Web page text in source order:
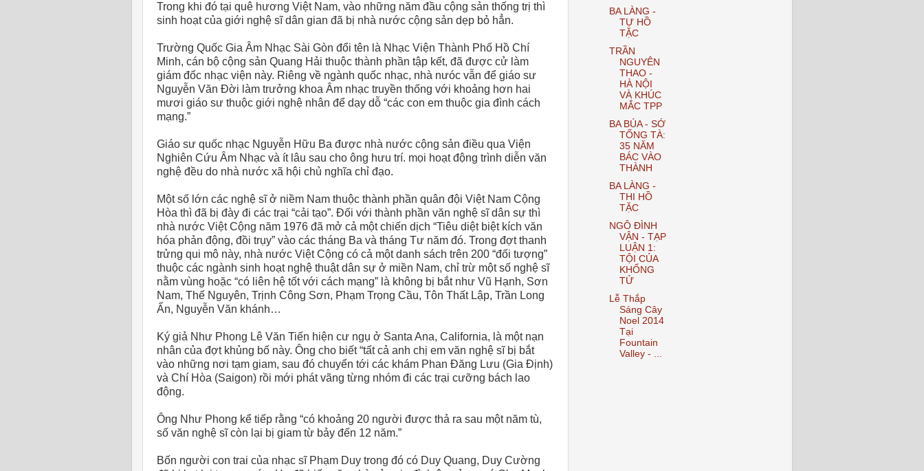
Trong khi đó tại quê hương Việt Nam, vào những năm đầu cộng sản thống trị thì
sinh hoạt của giới nghệ sĩ dân gian đã bị nhà nước cộng sản dẹp bỏ hẳn.
Trường Quốc Gia Âm Nhạc Sài Gòn đổi tên là Nhạc Viện Thành Phố Hồ Chí
Minh, cán bộ cộng sản Quang Hải thuộc thành phần tập kết, đã được cử làm
giám đốc nhạc viện này. Riêng về ngành quốc nhạc, nhà nưóc vẫn để giáo sư
Nguyễn Văn Đời làm trưởng khoa Âm nhạc truyền thống với khoảng hơn hai
mươi giáo sư thuộc giới nghệ nhân để dạy dỗ “các con em thuộc gia đình cách
mạng.”
Giáo sư quốc nhạc Nguyễn Hữu Ba được nhà nước cộng sản điều qua Viện
Nghiên Cứu Âm Nhạc và ít lâu sau cho ông hưu trí. mọi hoạt động trình diễn văn
nghệ đều do nhà nước xã hội chủ nghĩa chỉ đạo.
Một số lớn các nghệ sĩ ở niềm Nam thuộc thành phần quân đội Việt Nam Cộng
Hòa thì đã bị đày đi các trại “cải tạo”. Đối với thành phần văn nghệ sĩ dân sự thì
nhà nước Việt Cộng năm 1976 đã mở cả một chiến dịch “Tiêu diệt biệt kích văn
hóa phản động, đồi trụy” vào các tháng Ba và tháng Tư năm đó. Trong đợt thanh
trửng qui mô này, nhà nước Việt Cộng có cả một danh sách trên 200 “đối tượng”
thuộc các ngành sinh hoạt nghệ thuật dân sự ở miền Nam, chỉ trừ một số nghệ sĩ
nằm vùng hoặc “có liên hệ tốt với cách mạng” là không bị bắt như Vũ Hạnh, Sơn
Nam, Thế Nguyên, Trịnh Công Sơn, Phạm Trọng Cầu, Tôn Thất Lập, Trần Long
Ẩn, Nguyễn Văn khánh…
Ký giả Như Phong Lê Văn Tiến hiện cư ngụ ở Santa Ana, California, là một nạn
nhân của đợt khủng bố này. Ông cho biết “tất cả anh chị em văn nghệ sĩ bị bắt
vào những nơi tạm giam, sau đó chuyển tới các khám Phan Đăng Lưu (Gia Định)
và Chí Hòa (Saigon) rồi mới phát vãng từng nhóm đi các trại cưỡng bách lao
động.
Ông Như Phong kể tiếp rằng “có khoảng 20 người được thả ra sau một năm tù,
số văn nghệ sĩ còn lại bị giam từ bảy đến 12 năm.”
Bốn người con trai của nhạc sĩ Phạm Duy trong đó có Duy Quang, Duy Cường
BA LÀNG -
TỰ HỒ
TẶC
TRẦN
NGUYÊN
THAO -
HÀ NỘI
VÀ KHÚC
MẮC TPP
BA BÚA - SỚ
TỐNG TÀ:
35 NĂM
BÁC VÀO
THÀNH
BA LÀNG -
THI HỒ
TẶC
NGÔ ĐÌNH
VẬN - TẠP
LUẬN 1:
TỘI CỦA
KHỔNG
TỬ
Lễ Thắp
Sáng Cây
Noel 2014
Tại
Fountain
Valley - ...